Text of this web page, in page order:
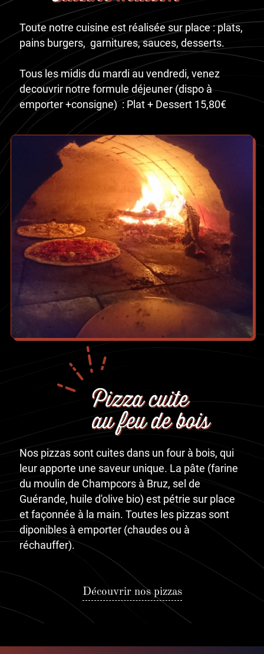
Toute notre cuisine est réalisée sur place : plats,
pains burgers, garnitures, sauces, desserts.
Tous les midis du mardi au vendredi, venez
decouvrir notre formule déjeuner (dispo à
emporter +consigne) : Plat + Dessert 15,80€
Nos pizzas sont cuites dans un four à bois, qui
leur apporte une saveur unique. La pâte (farine
du moulin de Champcors à Bruz, sel de
Guérande, huile d'olive bio) est pétrie sur place
et façonnée à la main. Toutes les pizzas sont
diponibles à emporter (chaudes ou à
réchauffer).
Découvrir nos pizzas